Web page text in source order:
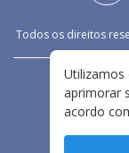
Todos os direitos
Utilizamos
aprimorar
acordo